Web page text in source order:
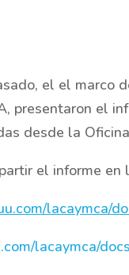
el el marco
presentaron el
desde la
el informe en
lacaymca/
lacaymca/